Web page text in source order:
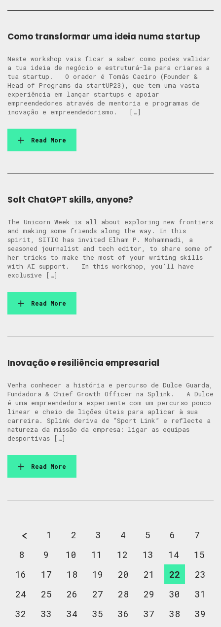
Como transformar uma ideia numa startup
Neste workshop vais ficar a saber como podes validar
a tua ideia de negócio e estruturá-la para criares a
tua startup. O orador é Tomás Caeiro (Founder &
Head of Programs da startUP23), que tem uma vasta
experiência em lançar startups e apoiar
empreendedores através de mentoria e programas de
inovação e empreendedorismo. […]
Read More
Soft ChatGPT skills, anyone?
The Unicorn Week is all about exploring new frontiers
and making some friends along the way. In this
spirit, SITIO has invited Elham P. Mohammadi, a
seasoned journalist and tech editor, to share some of
her tricks to make the most of your writing skills
with AI support. In this workshop, you’ll have
exclusive […]
Read More
Inovação e resiliência empresarial
Venha conhecer a história e percurso de Dulce Guarda,
Fundadora & Chief Growth Officer na Splink. A Dulce
é uma empreendedora experiente com um percurso pouco
linear e cheio de lições úteis para aplicar à sua
carreira. Splink deriva de “Sport Link” e reflecte a
natureza da missão da empresa: ligar as equipas
desportivas […]
Read More
1 2 3 4 5 6
7
8
9 10 11 12 13 14
15
16
17 18 19 20 21 22
23
24
25 26 27 28 29 30
31
32
33 34 35 36 37 38
39